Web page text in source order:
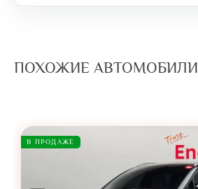
ПОХОЖИЕ АВТОМОБИЛИ
В ПРОДАЖЕ